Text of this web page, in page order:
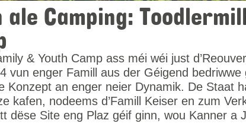
Camping:
& Youth Camp ass méi wéi just
vun enger Famill aus der Géigend bedriwwe
Konzept an enger neier Dynamik. De Staat
kafen, nodeems d’Famill Keiser en zum
dëse Site eng Plaz géif ginn, wou Kanner a